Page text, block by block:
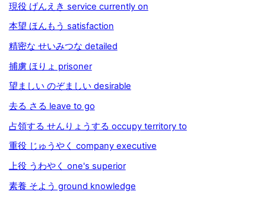
現役 げんえき service currently on
本望 ほんもう satisfaction
精密な せいみつな detailed
捕虜 ほりょ prisoner
望ましい のぞましい desirable
去る さる leave to go
占領する せんりょうする occupy territory to
重役 じゅうやく company executive
上役 うわやく one's superior
素養 そよう ground knowledge